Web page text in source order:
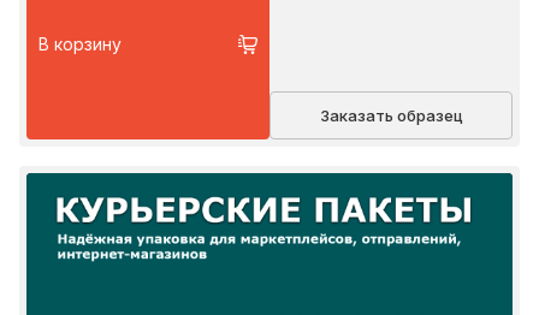
В корзину
Заказать образец